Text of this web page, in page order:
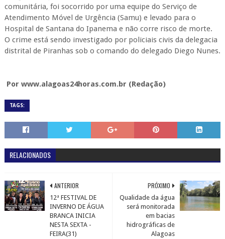
comunitária, foi socorrido por uma equipe do Serviço de
Atendimento Móvel de Urgência (Samu) e levado para o
Hospital de Santana do Ipanema e não corre risco de morte.
O crime está sendo investigado por policiais civis da delegacia
distrital de Piranhas sob o comando do delegado Diego Nunes.
Por www.alagoas24horas.com.br (Redação)
TAGS:
RELACIONADOS
PRÓXIMO
Qualidade da água
será monitorada
em bacias
hidrográficas de
Alagoas
ANTERIOR
12ª FESTIVAL DE
INVERNO DE ÁGUA
BRANCA INICIA
NESTA SEXTA -
FEIRA(31)